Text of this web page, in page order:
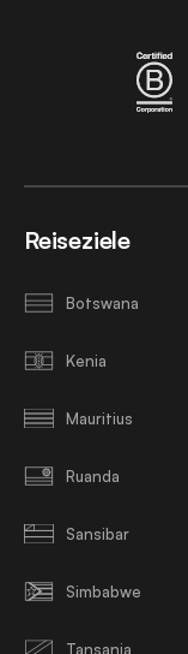
Reiseziele
Botswana
Kenia
Mauritius
Ruanda
Sansibar
Simbabwe
Tansania